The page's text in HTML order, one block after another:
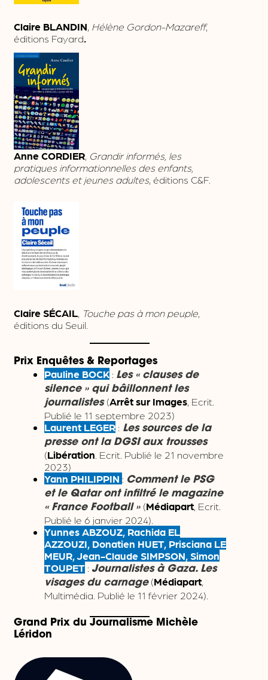
Claire BLANDIN, Hélène Gordon-Mazareff,
éditions Fayard.
Anne CORDIER, Grandir informés, les
pratiques informationnelles des enfants,
adolescents et jeunes adultes, éditions C&F.
Claire SÉCAIL Touche pas à mon peuple,
éditions du Seuil.
Prix Enquêtes & Reportages
Pauline BOCK: Les « clauses de
silence » qui bâillonnent les
journalistes (Arrêt sur Images, Ecrit.
Publié le 11 septembre 2023)
Laurent LEGER: Les sources de la
presse ont la DGSI aux trousses
(Libération . Ecrit. Publié le 21 novembre
2023)
Yann PHILIPPIN : Comment le PSG
et le Qatar ont infiltré le magazine
« France Football » (Médiapart, Ecrit.
Publié le 6 janvier 2024).
Yunnes ABZOUZ, Rachida EL
AZZOUZI, Donatien HUET, Prisciana LE
MEUR, Jean-Claude SIMPSON, Simon
TOUPET: Journalistes à Gaza. Les
visages du carnage(Médiapart,
Multimédia. Publié le 11 février 2024).
Grand Prix du Journalisme Michèle
Léridon